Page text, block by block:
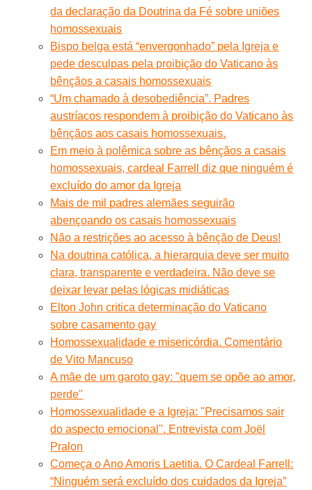
da declaração da Doutrina da Fé sobre uniões
homossexuais
Bispo belga está “envergonhado” pela Igreja e
pede desculpas pela proibição do Vaticano às
bênçãos a casais homossexuais
“Um chamado à desobediência”. Padres
austríacos respondem à proibição do Vaticano às
bênçãos aos casais homossexuais.
Em meio à polêmica sobre as bênçãos a casais
homossexuais, cardeal Farrell diz que ninguém é
excluído do amor da Igreja
Mais de mil padres alemães seguirão
abençoando os casais homossexuais
Não a restrições ao acesso à bênção de Deus!
Na doutrina católica, a hierarquia deve ser muito
clara, transparente e verdadeira. Não deve se
deixar levar pelas lógicas midiáticas
Elton John critica determinação do Vaticano
sobre casamento gay
Homossexualidade e misericórdia. Comentário
de Vito Mancuso
A mãe de um garoto gay: "quem se opõe ao amor,
perde"
Homossexualidade e a Igreja: "Precisamos sair
do aspecto emocional". Entrevista com Joël
Pralon
Começa o Ano Amoris Laetitia. O Cardeal Farrell:
“Ninguém será excluído dos cuidados da Igreja”